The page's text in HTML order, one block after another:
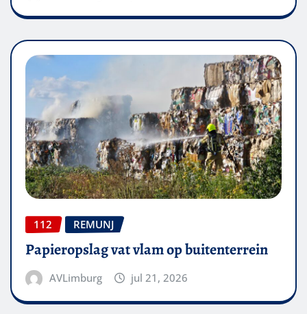
112 REMUNJ
Papieropslag vat vlam op buitenterrein
AVLimburg jul 21, 2026